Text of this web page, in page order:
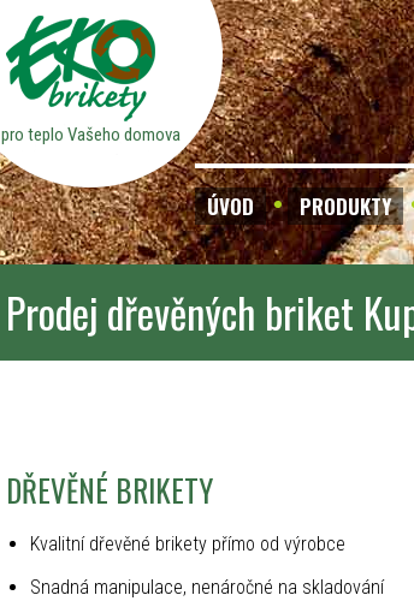
pro teplo Vašeho domova
ÚVOD PRODUKTY
Prodej dřevěných briket
DŘEVĚNÉ BRIKETY
Kvalitní dřevěné brikety přímo od výrobce
Snadná manipulace, nenáročné na skladování